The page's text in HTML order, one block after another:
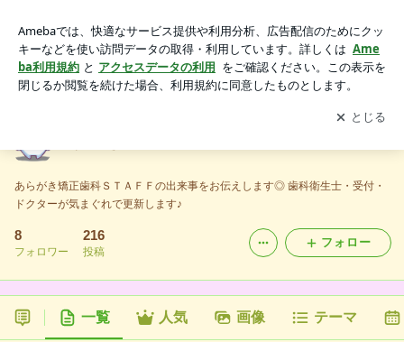
アプリをダウンロードして ブログの更新通知
を受け取りまし
ょう。
開く
あらがき矯正歯科ＳＴＡＦＦの出来事をお伝えします◎ 歯科衛生士・受付・
ドクターが気まぐれで更新します♪
8
フォロワー
216
投稿
フォロー
一覧 人気 画像 テーマ